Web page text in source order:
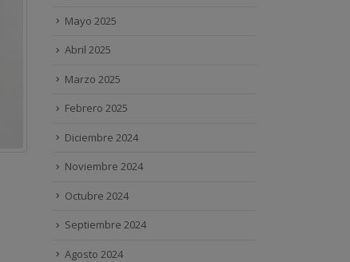
Mayo 2025
Abril 2025
Marzo 2025
Febrero 2025
Diciembre 2024
Noviembre 2024
Octubre 2024
Septiembre 2024
Agosto 2024